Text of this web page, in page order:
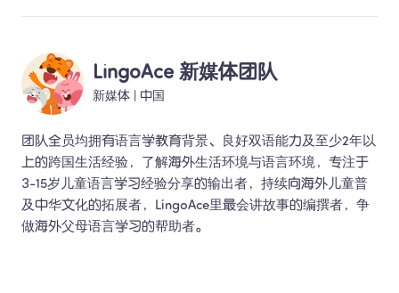
LingoAce 新媒体团队
新媒体 中国
团队全员均拥有语言学教育背景、良好双语能力及至少2年以
上的跨国生活经验，了解海外生活环境与语言环境，专注于
3-15岁儿童语言学习经验分享的输出者，持续向海外儿童普
及中华文化的拓展者，LingoAce里最会讲故事的编撰者，争
做海外父母语言学习的帮助者。